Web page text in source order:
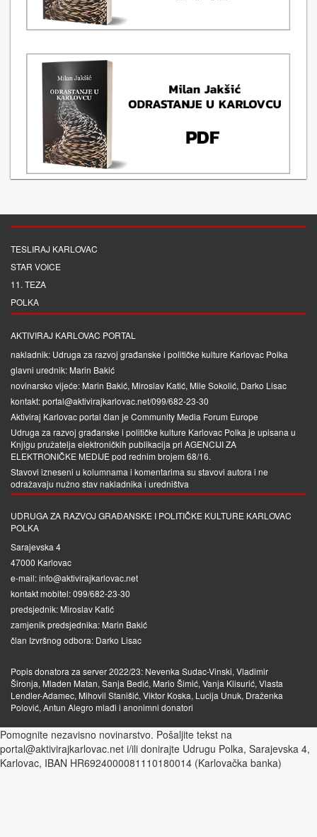
TESLIRAJ KARLOVAC
STAR VOICE
11. TEZA
POLKA
AKTIVIRAJ KARLOVAC PORTAL
nakladnik: Udruga za razvoj građanske i političke kulture Karlovac Polka
glavni urednik: Marin Bakić
novinarsko vijeće: Marin Bakić, Miroslav Katić, Mile Sokolić, Darko Lisac
kontakt: portal@aktivirajkarlovac.net/099/682-23-30
Aktiviraj Karlovac portal član je Community Media Forum Europe
Udruga za razvoj građanske i političke kulture Karlovac Polka je upisana u
Knjigu pružatelja elektroničkih publikacija pri AGENCIJI ZA
ELEKTRONIČKE MEDIJEpod rednim brojem 68/16.
Stavovi izneseni u kolumnama i komentarima su stavovi autora i ne
odražavaju nužno stav nakladnika i uredništva
UDRUGA ZA RAZVOJ GRAĐANSKE I POLITIČKE KULTURE KARLOVAC
POLKA
Sarajevska 4
47000 Karlovac
e-mail: info@aktivirajkarlovac.net
kontakt mobitel: 099/682-23-30
predsjednik: Miroslav Katić
zamjenik predsjednika: Marin Bakić
član Izvršnog odbora: Darko Lisac
Popis donatora za server 2022/23: Nevenka Sudac-Vinski, Vladimir
Šironja, Mladen Matan, Sanja Bedić, Mario Šimić, Vanja Klisurić, Vlasta
Lendler-Adamec, Mihovil Stanišić, Viktor Koska, Lucija Unuk, Draženka
Polović, Antun Alegro mlađi i anonimni donatori
Pomognite nezavisno novinarstvo. Pošaljite tekst na
portal@aktivirajkarlovac.net i/ili donirajte Udrugu Polka, Sarajevska 4,
Karlovac, IBAN HR6924000081110180014 (Karlovačka banka)